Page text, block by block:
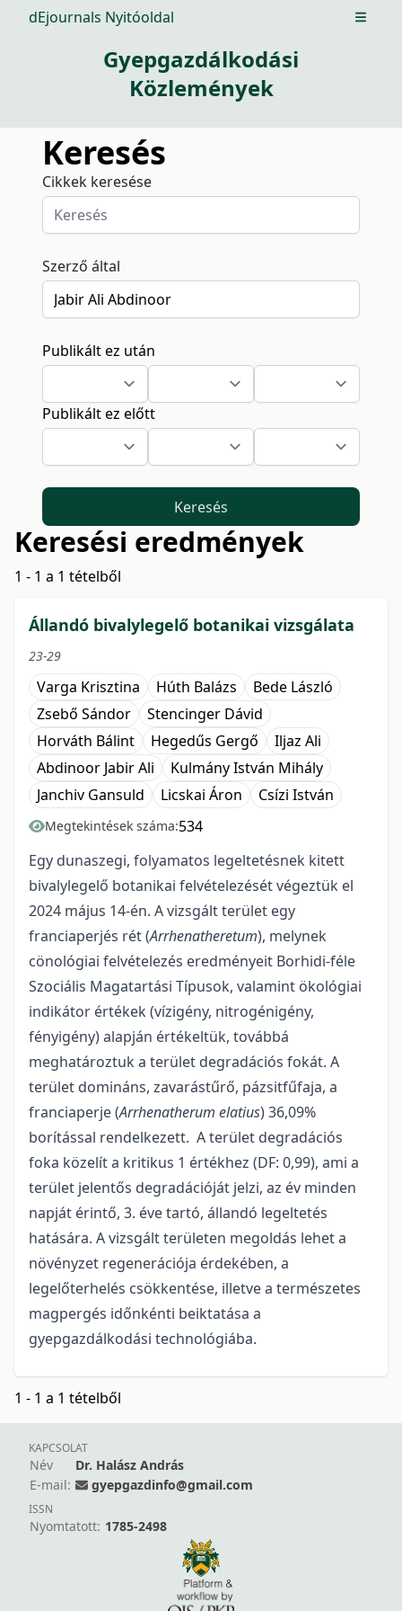
dEjournals Nyitóoldal Open
Gyepgazdálkodási
Közlemények
Keresés
Cikkek keresése
Szerző által
Publikált ez után
Publikált ez előtt
Keresés
Keresési eredmények
1 - 1 a 1 tételből
Állandó bivalylegelő botanikai vizsgálata
23-29
Varga Krisztina Húth Balázs
Bede László
Zsebő Sándor
Stencinger Dávid
Horváth Bálint
Hegedűs Gergő
Iljaz Ali
Abdinoor Jabir Ali
Kulmány István Mihály
Janchiv Gansuld
Licskai Áron Csízi István
Megtekintések száma:534
Egy dunaszegi, folyamatos legeltetésnek kitett
bivalylegelő botanikai felvételezését végeztük el
2024 május 14-én. A vizsgált terület egy
franciaperjés rét (Arrhenatheretum), melynek
cönológiai felvételezés eredményeit Borhidi-féle
Szociális Magatartási Típusok, valamint ökológiai
indikátor értékek (vízigény, nitrogénigény,
fényigény) alapján értékeltük, továbbá
meghatároztuk a terület degradációs fokát. A
terület domináns, zavarástűrő, pázsitfűfaja, a
franciaperje (Arrhenatherum elatius) 36,09%
borítással rendelkezett. A terület degradációs
foka közelít a kritikus 1 értékhez (DF: 0,99), ami a
terület jelentős degradációját jelzi, az év minden
napját érintő, 3. éve tartó, állandó legeltetés
hatására. A vizsgált területen megoldás lehet a
növényzet regenerációja érdekében, a
legelőterhelés csökkentése, illetve a természetes
magpergés időnkénti beiktatása a
gyepgazdálkodási technológiába.
1 - 1 a 1 tételből
KAPCSOLAT
Név
Dr. Halász András
E-mail:
gyepgazdinfo@gmail.com
ISSN
Nyomtatott: 1785-2498